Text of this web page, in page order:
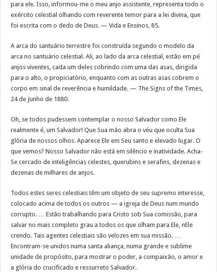
para ele. Isso, informou-me o meu anjo assistente, representa todo o
exército celestial olhando com reverente temor para a lei divina, que
foi escrita com o dedo de Deus. — Vida e Ensinos, 85.
A arca do santuário terrestre foi construída segundo o modelo da
arca no santuário celestial. Ali, ao lado da arca celestial, estão em pé
anjos viventes, cada um deles cobrindo com uma das asas, dirigida
para o alto, o propiciatório, enquanto com as outras asas cobrem o
corpo em sinal de reverência e humildade. — The Signs of the Times,
24 de Junho de 1880.
Oh, se todos pudessem contemplar o nosso Salvador como Ele
realmente é, um Salvador! Que Sua mão abra o véu que oculta Sua
glória de nossos olhos. Aparece Ele em Seu santo e elevado lugar. O
que vemos? Nosso Salvador não está em silêncio e inatividade. Acha-
Se cercado de inteligências celestes, querubins e serafins, dezenas e
dezenas de milhares de anjos.
Todos estes seres celestiais têm um objeto de seu supremo interesse,
colocado acima de todos os outros — a igreja de Deus num mundo
corrupto. … Estão trabalhando para Cristo sob Sua comissão, para
salvar no mais completo grau a todos os que olham para Ele, nEle
crendo. Tais agentes celestiais são velozes em sua missão. …
Encontram-se unidos numa santa aliança, numa grande e sublime
unidade de propósito, para mostrar o poder, a compaixão, o amor e
a glória do crucificado e ressurreto Salvador.